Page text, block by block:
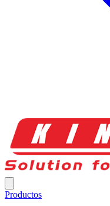
Productos